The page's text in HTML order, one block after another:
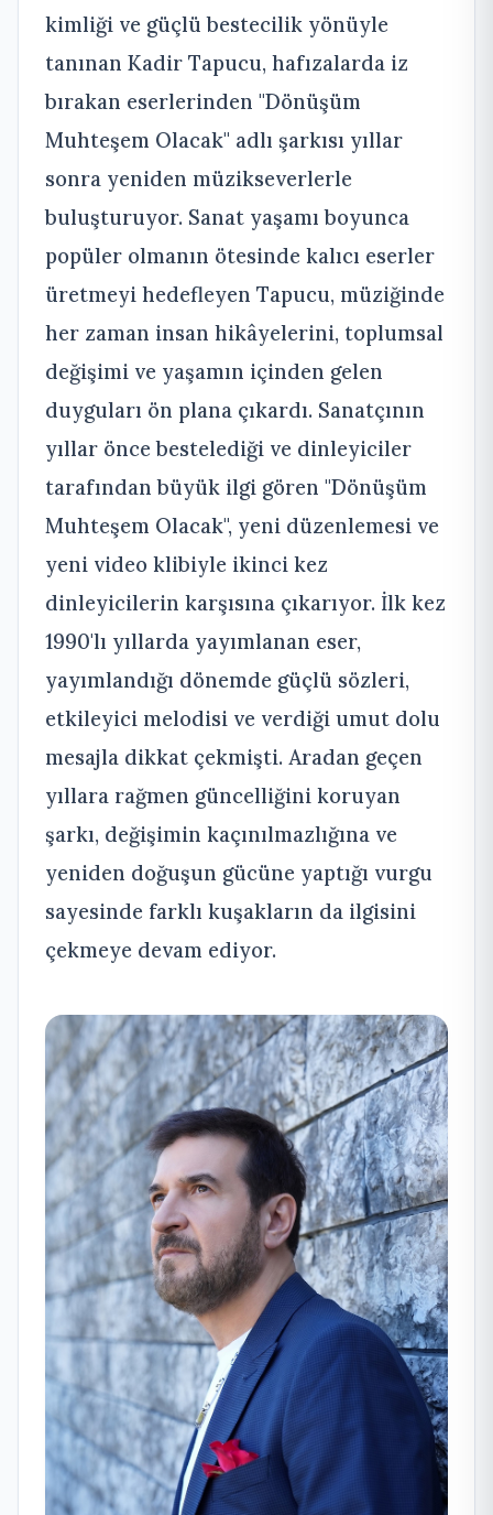
kimliği ve güçlü bestecilik yönüyle
tanınan Kadir Tapucu, hafızalarda iz
bırakan eserlerinden "Dönüşüm
Muhteşem Olacak" adlı şarkısı yıllar
sonra yeniden müzikseverlerle
buluşturuyor. Sanat yaşamı boyunca
popüler olmanın ötesinde kalıcı eserler
üretmeyi hedefleyen Tapucu, müziğinde
her zaman insan hikâyelerini, toplumsal
değişimi ve yaşamın içinden gelen
duyguları ön plana çıkardı. Sanatçının
yıllar önce bestelediği ve dinleyiciler
tarafından büyük ilgi gören "Dönüşüm
Muhteşem Olacak", yeni düzenlemesi ve
yeni video klibiyle ikinci kez
dinleyicilerin karşısına çıkarıyor. İlk kez
1990'lı yıllarda yayımlanan eser,
yayımlandığı dönemde güçlü sözleri,
etkileyici melodisi ve verdiği umut dolu
mesajla dikkat çekmişti. Aradan geçen
yıllara rağmen güncelliğini koruyan
şarkı, değişimin kaçınılmazlığına ve
yeniden doğuşun gücüne yaptığı vurgu
sayesinde farklı kuşakların da ilgisini
çekmeye devam ediyor.